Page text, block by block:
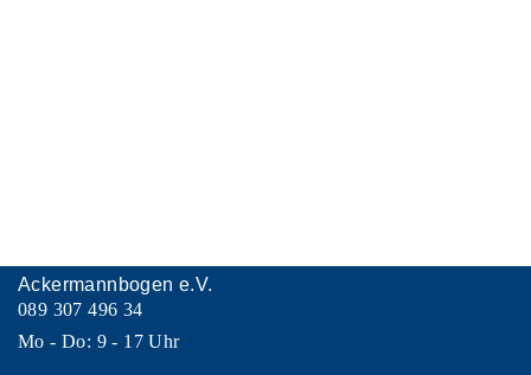
Ackermannbogen e.V.
089 307 496 34
Mo - Do: 9 - 17 Uhr